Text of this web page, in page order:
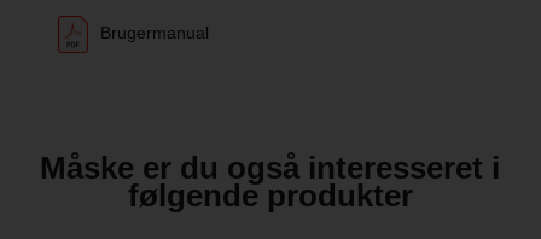
Brugermanual
Måske er du også interesseret i
følgende produkter